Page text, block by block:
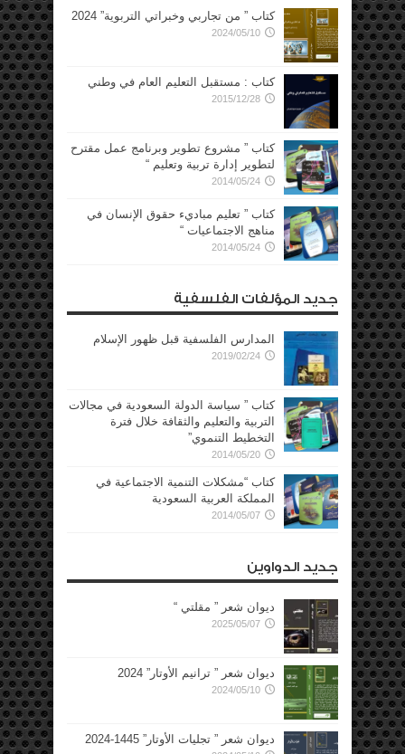
كتاب ” من تجاربي وخبراتي التربوية” 2024
2024/05/10
كتاب : مستقبل التعليم العام في وطني
2015/12/28
كتاب ” مشروع تطوير وبرنامج عمل مقترح
لتطوير إدارة تربية وتعليم “
2014/05/24
كتاب ” تعليم مباديء حقوق الإنسان في
مناهج الاجتماعيات “
2014/05/24
جديد المؤلفات الفلسفية
المدارس الفلسفية قبل ظهور الإسلام
2019/02/24
كتاب ” سياسة الدولة السعودية في مجالات
التربية والتعليم والثقافة خلال فترة
التخطيط التنموي”
2014/05/20
كتاب “مشكلات التنمية الاجتماعية في
المملكة العربية السعودية
2014/05/07
جديد الدواوين
ديوان شعر ” مقلتي “
2025/05/07
ديوان شعر ” ترانيم الأوتار” 2024
2024/05/10
ديوان شعر ” تجليات الأوتار” 1445-2024